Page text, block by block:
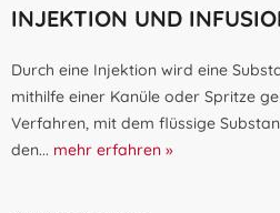
INJEKTION UND
Durch eine Injektion wird eine
mithilfe einer Kanüle oder Spritze
Verfahren, mit dem flüssige
den... mehr erfahren »